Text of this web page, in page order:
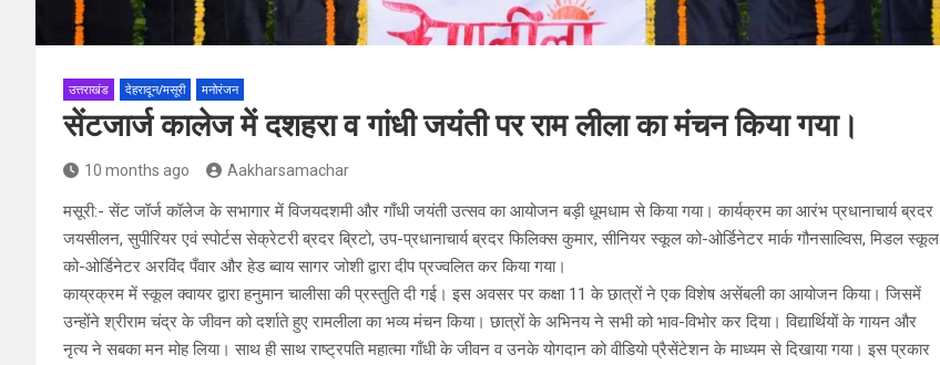
उत्तराखंड देहरादून/मसूरी मनोरंजन
सेंटजार्ज कालेज में दशहरा व गांधी जयंती पर राम लीला का मंचन किया गया।
10 months ago Aakharsamachar
मसूरी:- सेंट जॉर्ज कॉलेज के सभागार में विजयदशमी और गाँधी जयंती उत्सव का आयोजन बड़ी धूमधाम से किया गया। कार्यक्रम का आरंभ प्रधानाचार्य ब्रदर
जयसीलन, सुपीरियर एवं स्पोर्टस सेक्रेटरी ब्रदर ब्रिटो, उप-प्रधानाचार्य ब्रदर फिलिक्स कुमार, सीनियर स्कूल को-ओर्डिनेटर मार्क गौनसाल्विस, मिडल स्कूल
को-ओर्डिनेटर अरविंद पँवार और हेड ब्वाय सागर जोशी द्वारा दीप प्रज्वलित कर किया गया।
काय्रक्रम में स्कूल क्वायर द्वारा हनुमान चालीसा की प्रस्तुति दी गई। इस अवसर पर कक्षा 11 के छात्रों ने एक विशेष असेंबली का आयोजन किया। जिसमें
उन्होंने श्रीराम चंद्र के जीवन को दर्शाते हुए रामलीला का भव्य मंचन किया। छात्रों के अभिनय ने सभी को भाव-विभोर कर दिया। विद्यार्थियों के गायन और
नृत्य ने सबका मन मोह लिया। साथ ही साथ राष्ट्रपति महात्मा गाँधी के जीवन व उनके योगदान को वीडियो प्रैसेंटेशन के माध्यम से दिखाया गया। इस प्रकार